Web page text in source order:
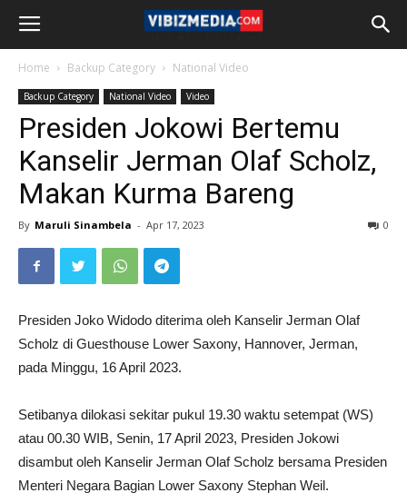
Home Backup Category National Video
Backup Category National Video Video
Presiden Jokowi Bertemu
Kanselir Jerman Olaf Scholz,
Makan Kurma Bareng
By Maruli Sinambela - Apr 17, 2023 0
Presiden Joko Widodo diterima oleh Kanselir Jerman Olaf
Scholz di Guesthouse Lower Saxony, Hannover, Jerman,
pada Minggu, 16 April 2023.
Setibanya dilokasi sekitar pukul 19.30 waktu setempat (WS)
atau 00.30 WIB, Senin, 17 April 2023, Presiden Jokowi
disambut oleh Kanselir Jerman Olaf Scholz bersama Presiden
Menteri Negara Bagian Lower Saxony Stephan Weil.